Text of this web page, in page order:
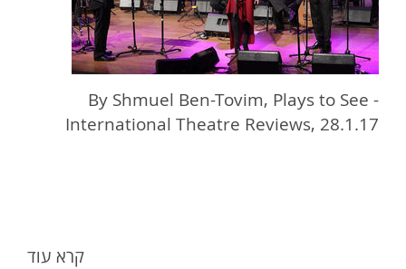
By Shmuel Ben-Tovim, Plays to See -
International Theatre Reviews, 28.1.17
קרא עוד